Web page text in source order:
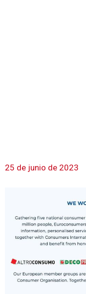
25 de junio de 2023